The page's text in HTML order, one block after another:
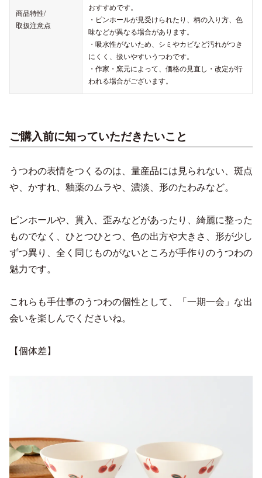
商品特性/
取扱注意点
おすすめです。
・ピンホールが見受けられたり、柄の入り方、色
味などが異なる場合があります。
・吸水性がないため、シミやカビなど汚れがつき
にくく、扱いやすいうつわです。
・作家・窯元によって、価格の見直し・改定が行
われる場合がございます。
ご購入前に知っていただきたいこと
うつわの表情をつくるのは、量産品には見られない、斑点
や、かすれ、釉薬のムラや、濃淡、形のたわみなど。
ピンホールや、貫入、歪みなどがあったり、綺麗に整った
ものでなく、ひとつひとつ、色の出方や大きさ、形が少し
ずつ異り、全く同じものがないところが手作りのうつわの
魅力です。
これらも手仕事のうつわの個性として、「一期一会」な出
会いを楽しんでくださいね。
【個体差】